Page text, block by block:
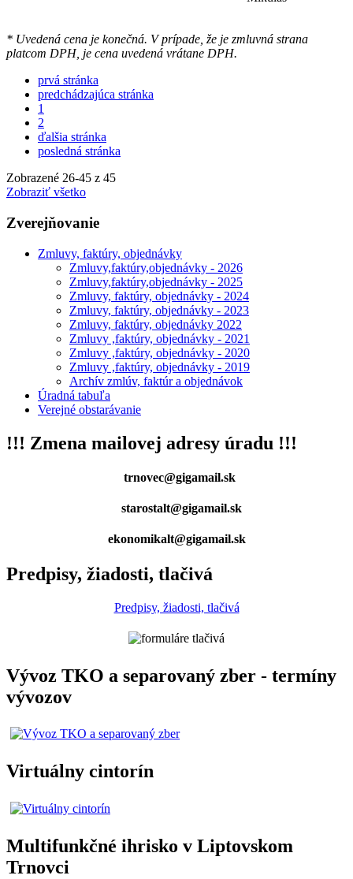
* Uvedená cena je konečná. V prípade, že je zmluvná strana
platcom DPH, je cena uvedená vrátane DPH.
prvá stránka
predchádzajúca stránka
1
2
ďalšia stránka
posledná stránka
Zobrazené 26-45 z 45
Zobraziť všetko
Zverejňovanie
Zmluvy, faktúry, objednávky
Zmluvy,faktúry,objednávky - 2026
Zmluvy,faktúry,objednávky - 2025
Zmluvy, faktúry, objednávky - 2024
Zmluvy, faktúry, objednávky - 2023
Zmluvy, faktúry, objednávky 2022
Zmluvy ,faktúry, objednávky - 2021
Zmluvy ,faktúry, objednávky - 2020
Zmluvy ,faktúry, objednávky - 2019
Archív zmlúv, faktúr a objednávok
Úradná tabuľa
Verejné obstarávanie
!!! Zmena mailovej adresy úradu !!!
trnovec@gigamail.sk
starostalt@gigamail.sk
ekonomikalt@gigamail.sk
Predpisy, žiadosti, tlačivá
Predpisy, žiadosti, tlačivá
Vývoz TKO a separovaný zber - termíny
vývozov
Virtuálny cintorín
Multifunkčné ihrisko v Liptovskom
Trnovci